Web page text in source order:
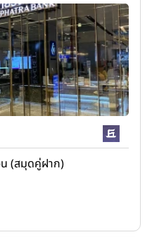
(สมุดคู่ฝาก)